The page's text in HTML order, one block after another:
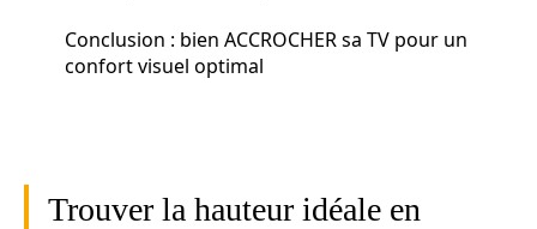
Conclusion : bien ACCROCHER sa TV pour un
confort visuel optimal
Trouver la hauteur idéale en